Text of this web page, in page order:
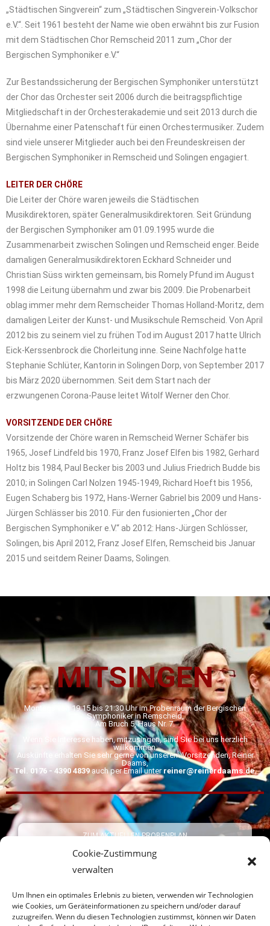
Cookie-Zustimmung
verwalten
Um Ihnen ein optimales Erlebnis zu bieten, verwenden wir Technologien
wie Cookies, um Geräteinformationen zu speichern und/oder darauf
zuzugreifen. Wenn du diesen Technologien zustimmst, können wir Daten
„Städtischen Singverein“ zum „Städtischen Singverein-Volkschor
e.V.“. Seit 1961 besteht der Name wie oben erwähnt bis zur Fusion
mit dem Städtischen Chor Remscheid 2011 zum „Chor der
Bergischen Symphoniker e.V.“
Zur Bestandssicherung der Bergischen Symphoniker unterstützt
der Chor das Orchester seit 2006 durch die beitragspflichtige
Mitgliedschaft in der Orchesterakademie und seit 2013 durch die
Übernahme einer Patenschaft für einen Orchestermusiker. Zudem
sind viele unserer Mitglieder auch bei den Freundeskreisen der
Bergischen Symphoniker in Remscheid und Solingen engagiert.
LEITER DER CHÖRE
Die Leiter der Chöre waren jeweils die Städtischen
Musikdirektoren, später Generalmusikdirektoren. Seit Gründung
der Bergischen Symphoniker am 01.09.1995 wurde die
Zusammenarbeit zwischen Solingen und Remscheid enger. Beide
damaligen Generalmusikdirektoren Eckhard Schneider und
Christian Süss wirkten gemeinsam, bis Romely Pfund im August
1998 die Leitung übernahm und zwar bis 2009. Die Probenarbeit
oblag immer mehr dem Remscheider Thomas Holland-Moritz, dem
damaligen Leiter der Kunst- und Musikschule Remscheid. Von April
2012 bis zu seinem viel zu frühen Tod im August 2017 hatte Ulrich
Eick-Kerssenbrock die Chorleitung inne. Seine Nachfolge hatte
Stephanie Schlüter, Kantorin in Solingen Dorp, von September 2017
bis März 2020 übernommen. Seit dem Start nach der
erzwungenen Corona-Pause leitet Witolf Werner den Chor.
VORSITZENDE DER CHÖRE
Vorsitzende der Chöre waren in Remscheid Werner Schäfer bis
1965, Josef Lindfeld bis 1970, Franz Josef Elfen bis 1982, Gerhard
Holtz bis 1984, Paul Becker bis 2003 und Julius Friedrich Budde bis
2010; in Solingen Carl Nolzen 1945-1949, Richard Hoeft bis 1956,
Eugen Schaberg bis 1972, Hans-Werner Gabriel bis 2009 und Hans-
Jürgen Schlässer bis 2010. Für den fusionierten „Chor der
Bergischen Symphoniker e.V.“ ab 2012: Hans-Jürgen Schlösser,
Solingen, bis April 2012, Franz Josef Elfen, Remscheid bis Januar
2015 und seitdem Reiner Daams, Solingen.
MITSINGEN
Montags von 19:15 bis 21:30 Uhr im Probenraum der Bergischen
Symphoniker in Remscheid,
Am Bruch 5, Haus Nr. 7.
Wenn Sie Interesse haben, mitzusingen, sind Sie bei uns herzlich
willkommen.
Auskünfte erhalten Sie sehr gerne von unserem Vorsitzenden, Reiner
Daams,
Tel. 0176 - 4390 4839auch per Email unter reiner@reinerdaams.de.
ZUM AKTUELLEN PROBENPLAN